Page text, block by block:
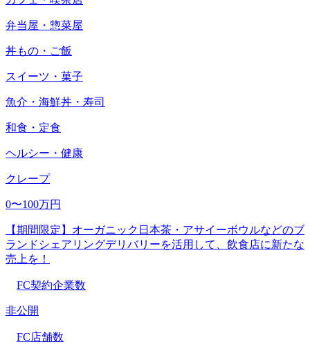
弁当屋・惣菜屋
丼もの・ご飯
スイーツ・菓子
魚介・海鮮丼・寿司
和食・定食
ヘルシー・健康
クレープ
0〜100万円
【期間限定】オーガニック日本茶・アサイーボウルなどのブ
ランドシェアリングデリバリーを活用して、飲食店に新たな
売上を！
FC契約企業数
非公開
FC店舗数